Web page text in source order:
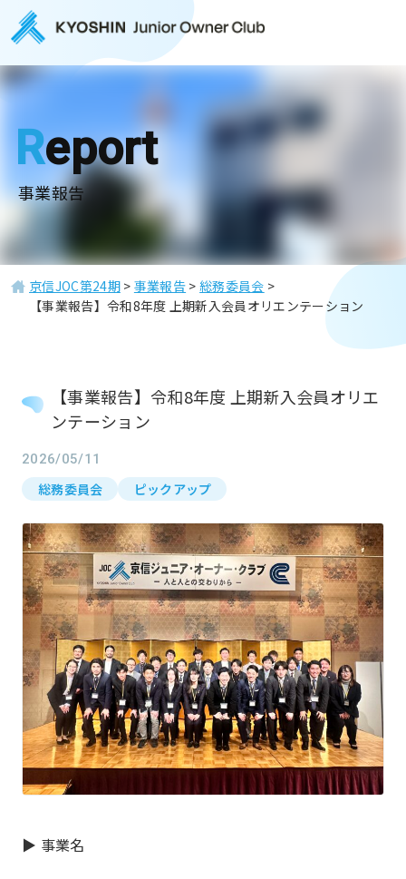
ホーム Home
Report
事業報告
京信JOC第24期> 事業報告 >総務委員会 >
【事業報告】令和8年度 上期新入会員オリエンテーション
【事業報告】令和8年度 上期新入会員オリエ
ンテーション
2026/05/11
総務委員会 ピックアップ
▶ 事業名